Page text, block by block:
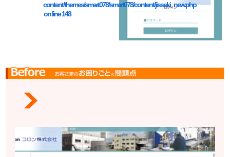
content/themes/smart078/smart078/content/jisseki_new.php
on line148